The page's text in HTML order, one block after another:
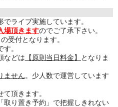
ライブ実施しています。
場頂きますのでご了承下さい。
受付となります。
す。
などは 【原則当日料金】
となりま
ません。少人数で運営しています
頂きます。
取り置き予約」で把握しきれない